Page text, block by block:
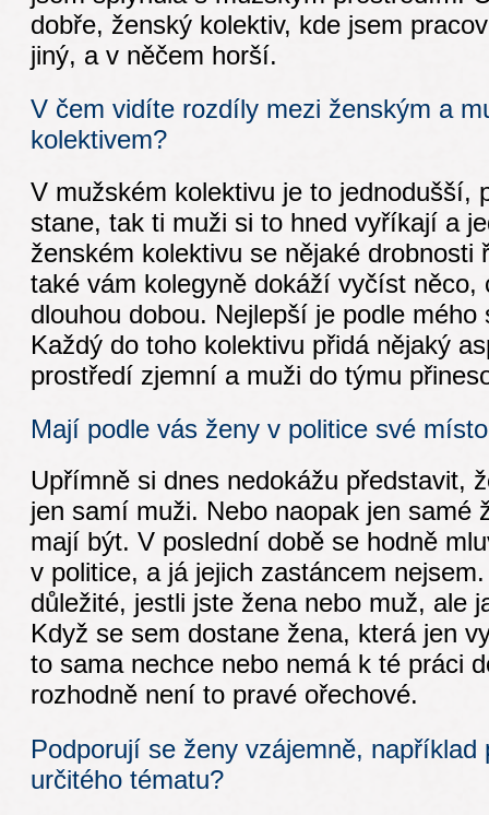
dobře, ženský kolektiv, kde jsem
jiný, a v něčem horší.
V čem vidíte rozdíly mezi ženským a
kolektivem?
V mužském kolektivu je to jednodušší,
stane, tak ti muži si to hned vyříkají a
ženském kolektivu se nějaké drobnosti
také vám kolegyně dokáží vyčíst něco,
dlouhou dobou. Nejlepší je podle mého
Každý do toho kolektivu přidá nějaký
prostředí zjemní a muži do týmu
Mají podle vás ženy v politice své
Upřímně si dnes nedokážu představit,
jen samí muži. Nebo naopak jen samé
mají být. V poslední době se hodně
v politice, a já jejich zastáncem
důležité, jestli jste žena nebo muž, ale
Když se sem dostane žena, která jen
to sama nechce nebo nemá k té práci
rozhodně není to pravé ořechové.
Podporují se ženy vzájemně, například
určitého tématu?